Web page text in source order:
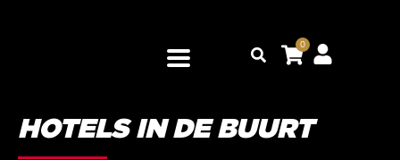
Zoeken
0
HOTELS IN DE BUURT